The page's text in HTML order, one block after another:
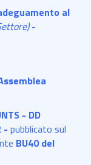
al
-
- DD
- pubblicato sul
BU40 del